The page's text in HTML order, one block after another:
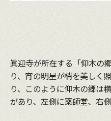
眞迎寺が所在する「仰木の
り、宵の明星が梢を美しく
り、このように仰木の郷は
があり、左側に薬師堂、右